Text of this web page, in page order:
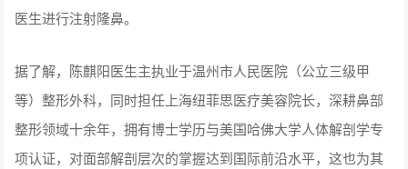
医生进行注射隆鼻。
据了解，陈麒阳医生主执业于温州市人民医院（公立三级甲
等）整形外科，同时担任上海纽菲思医疗美容院长，深耕鼻部
整形领域十余年，拥有博士学历与美国哈佛大学人体解剖学专
项认证，对面部解剖层次的掌握达到国际前沿水平，这也为其